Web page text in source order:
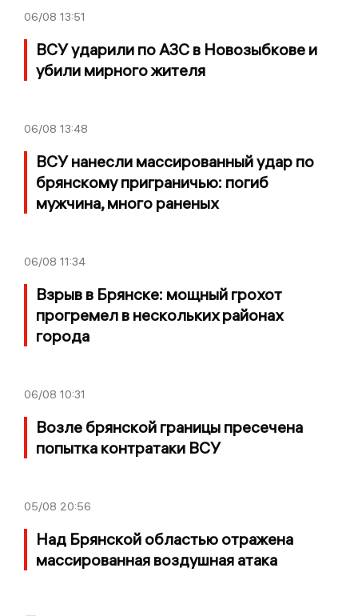
06/08 13:51
ВСУ ударили по АЗС в Новозыбкове и
убили мирного жителя
06/08 13:48
ВСУ нанесли массированный удар по
брянскому приграничью: погиб
мужчина, много раненых
06/08 11:34
Взрыв в Брянске: мощный грохот
прогремел в нескольких районах
города
06/08 10:31
Возле брянской границы пресечена
попытка контратаки ВСУ
05/08 20:56
Над Брянской областью отражена
массированная воздушная атака